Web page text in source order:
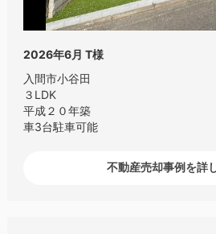
2026年6月 T様
入間市小谷田
３LDK
平成２０年築
車3台駐車可能
不動産売却事例を詳